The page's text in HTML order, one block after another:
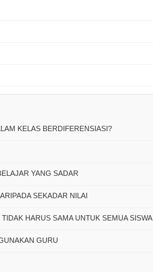
KELAS BERDIFERENSIASI?
YANG SADAR
SEKADAR NILAI
HARUS SAMA UNTUK SEMUA SISWA
GURU